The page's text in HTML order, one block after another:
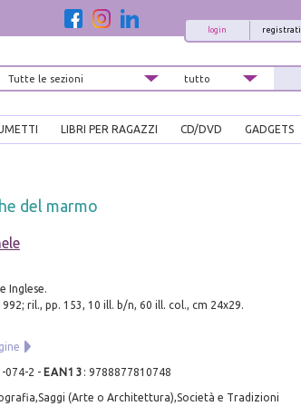
registrati
login
LIBRI PER RAGAZZI CD/DVD GADGETS
del marmo
Inglese.
ril., pp. 153, 10 ill. b/n, 60 ill. col., cm 24x29.
074-2 - EAN13 : 9788877810748
(Arte o Architettura),Società e Tradizioni